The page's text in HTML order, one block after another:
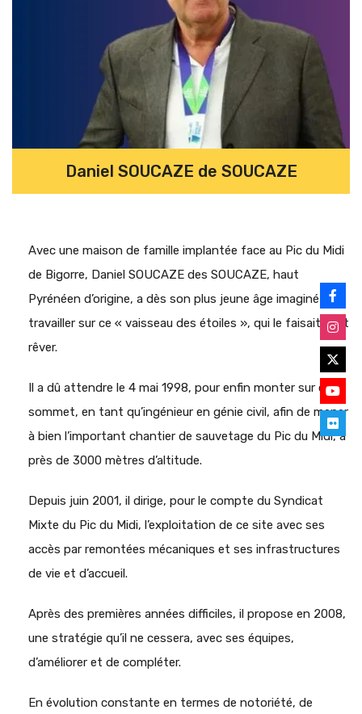
Daniel SOUCAZE de SOUCAZE
Avec une maison de famille implantée face au Pic du Midi
de Bigorre, Daniel SOUCAZE des SOUCAZE, haut
Pyrénéen d’origine, a dès son plus jeune âge imaginé
travailler sur ce « vaisseau des étoiles », qui le faisait tant
rêver.
Il a dû attendre le 4 mai 1998, pour enfin monter sur ce
sommet, en tant qu’ingénieur en génie civil, afin de mener
à bien l’important chantier de sauvetage du Pic du Midi, à
près de 3000 mètres d’altitude.
Depuis juin 2001, il dirige, pour le compte du Syndicat
Mixte du Pic du Midi, l’exploitation de ce site avec ses
accès par remontées mécaniques et ses infrastructures
de vie et d’accueil.
Après des premières années difficiles, il propose en 2008,
une stratégie qu’il ne cessera, avec ses équipes,
d’améliorer et de compléter.
En évolution constante en termes de notoriété, de